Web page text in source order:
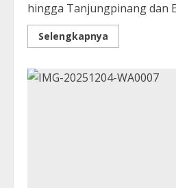
hingga Tanjungpinang dan
Selengkapnya